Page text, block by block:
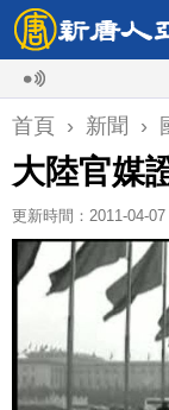
首頁 › 新聞 ›
大陸官媒
更新時間：2011-04-